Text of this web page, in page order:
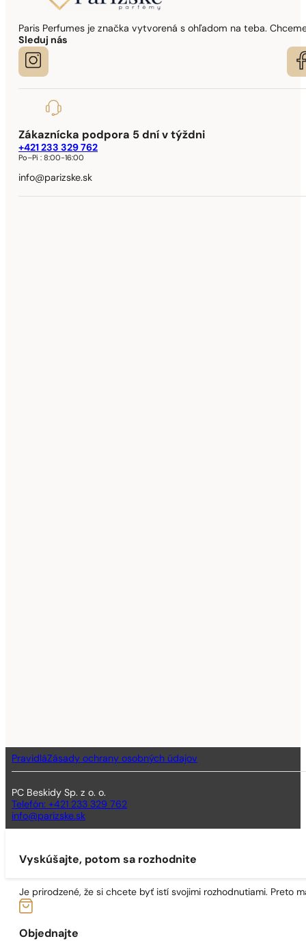
Paris Perfumes je značka vytvorená s ohľadom na teba.
Sleduj nás
Zákaznícka podpora 5 dní v týždni
+421 233 329 762
Po–Pi :8:00-16:00
info@parizske.sk
PravidláZásady ochrany osobných údajov
PC Beskidy Sp. z o. o.
Telefón: +421 233 329 762
info@parizske.sk
Vyskúšajte, potom sa rozhodnite
Je prirodzené, že si chcete byť istí svojimi rozhodnutiami. Preto
Objednajte